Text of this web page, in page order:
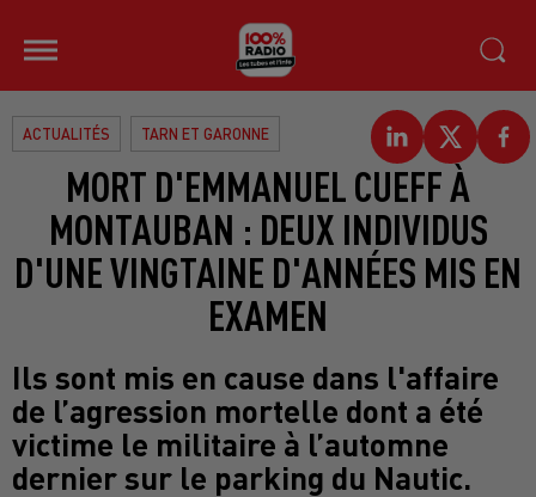
ACTUALITÉS TARN ET GARONNE
MORT D'EMMANUEL CUEFF À
MONTAUBAN : DEUX INDIVIDUS
D'UNE VINGTAINE D'ANNÉES MIS EN
EXAMEN
Ils sont mis en cause dans l'affaire
de l’agression mortelle dont a été
victime le militaire à l’automne
dernier sur le parking du Nautic.